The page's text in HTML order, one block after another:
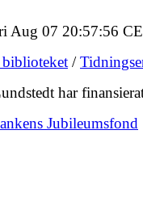
Aug 07 20:57:56
/
har
Jubileumsfond